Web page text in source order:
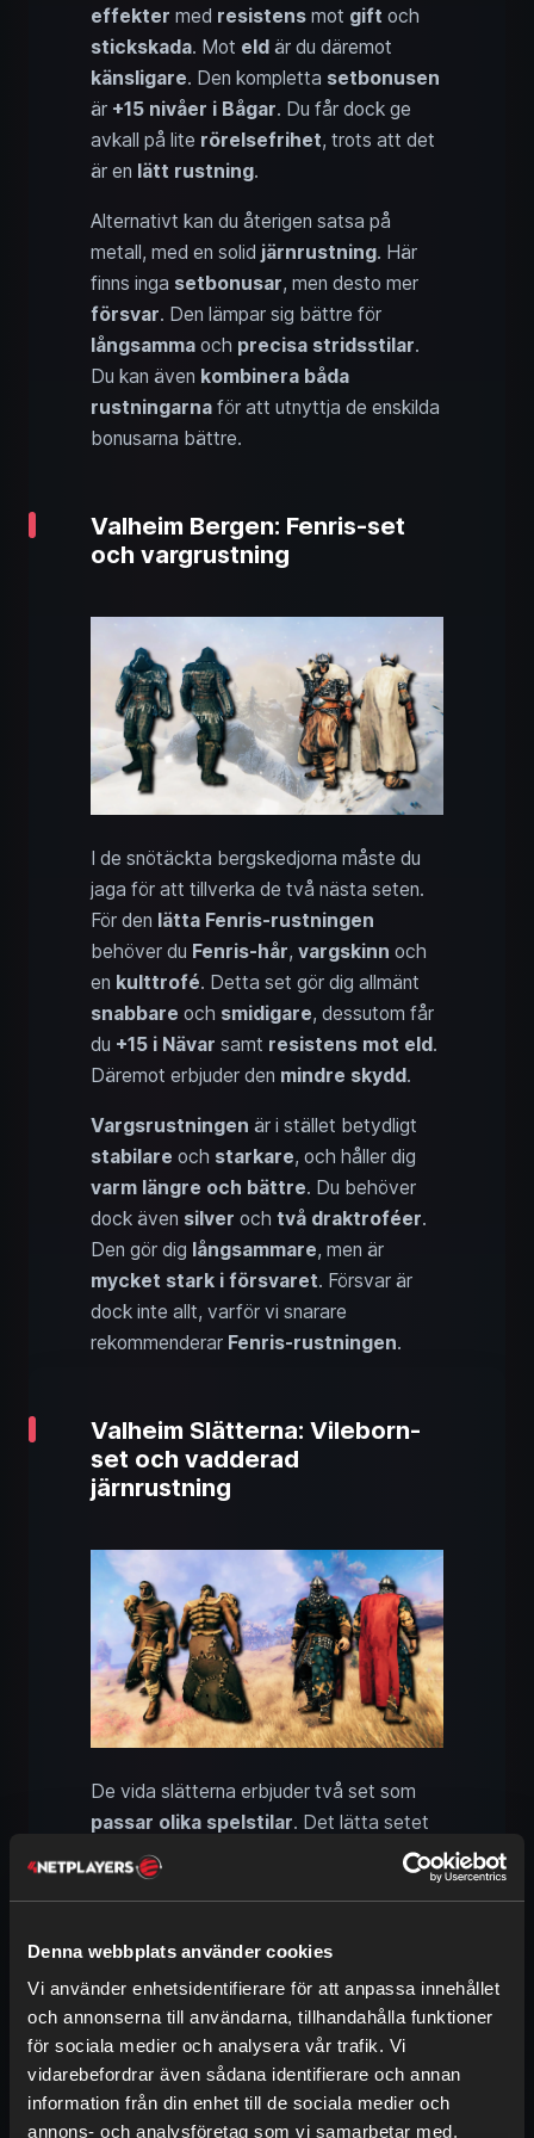
Denna webbplats använder cookies
Vi använder enhetsidentifierare för att anpassa innehållet
och annonserna till användarna, tillhandahålla funktioner
för sociala medier och analysera vår trafik. Vi
vidarebefordrar även sådana identifierare och annan
information från din enhet till de sociala medier och
annons- och analysföretag som vi samarbetar med.
effekter med resistens mot gift och
stickskada. Mot eld är du däremot
känsligare. Den kompletta setbonusen
är +15 nivåer i Bågar. Du får dock ge
avkall på lite rörelsefrihet, trots att det
är en lätt rustning.
Alternativt kan du återigen satsa på
metall, med en solid järnrustning. Här
finns inga setbonusar, men desto mer
försvar. Den lämpar sig bättre för
långsamma och precisa stridsstilar.
Du kan även kombinera båda
rustningarna för att utnyttja de enskilda
bonusarna bättre.
Valheim Bergen: Fenris-set
och vargrustning
I de snötäckta bergskedjorna måste du
jaga för att tillverka de två nästa seten.
För den lätta Fenris-rustningen
behöver du Fenris-hår, vargskinn och
en kulttrofé. Detta set gör dig allmänt
snabbare och smidigare, dessutom får
du +15 i Nävar samt resistens mot eld.
Däremot erbjuder den mindre skydd.
Vargsrustningen är i stället betydligt
stabilare och starkare, och håller dig
varm längre och bättre. Du behöver
dock även silver och två draktroféer.
Den gör dig långsammare, men är
mycket stark i försvaret. Försvar är
dock inte allt, varför vi snarare
rekommenderar Fenris-rustningen.
Valheim Slätterna: Vileborn-
set och vadderad
järnrustning
De vida slätterna erbjuder två set som
passar olika spelstilar. Det lätta setet
här ärVileborn-rustningen
, som kräver
från
björnrustningen, med en enorm
setbonus för regeneration
skada
med stickvapen. Du är dock självmer
sårbar för angrepp.
Den klassiska lösningen är
järnrustning . Du behöver mängder av